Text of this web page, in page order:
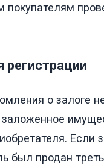
покупателям
регистрации
о залоге
Если
был продан